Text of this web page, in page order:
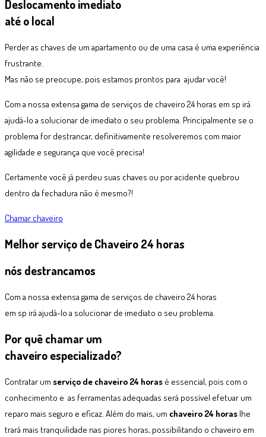
Deslocamento imediato
até o local
Perder as chaves de um apartamento ou de uma casa é uma experiência
frustrante.
Mas não se preocupe, pois estamos prontos para ajudar você!
Com a nossa extensa gama de serviços de chaveiro 24 horas em sp irá
ajudá-lo a solucionar de imediato o seu problema. Principalmente se o
problema for destrancar, definitivamente resolveremos com maior
agilidade e segurança que você precisa!
Certamente você já perdeu suas chaves ou por acidente quebrou
dentro da fechadura não é mesmo?!
Chamar chaveiro
Melhor serviço de Chaveiro 24 horas
nós destrancamos
Com a nossa extensa gama de serviços de chaveiro 24 horas
em sp irá ajudá-lo a solucionar de imediato o seu problema.
Por quê chamar um
chaveiro especializado?
Contratar um serviço de chaveiro 24 horas é essencial, pois com o
conhecimento e as ferramentas adequadas será possível efetuar um
reparo mais seguro e eficaz. Além do mais, um chaveiro 24 horas lhe
trará mais tranquilidade nas piores horas, possibilitando o chaveiro em